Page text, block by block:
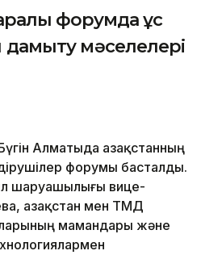
форумда құс
мәселелері
Алматыда Қазақстанның
форумы басталды.
шаруашылығы вице-
Қазақстан мен ТМД
мамандары және